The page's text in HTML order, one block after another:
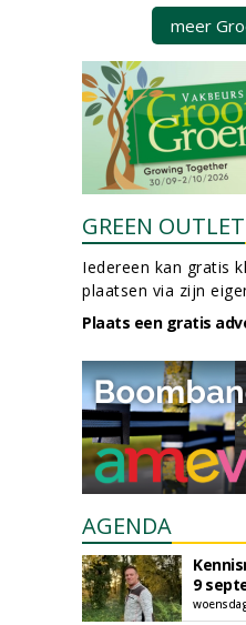
meer
GREEN OUTLET
Iedereen kan gratis
plaatsen via zijn
Plaats een gratis
AGENDA
9